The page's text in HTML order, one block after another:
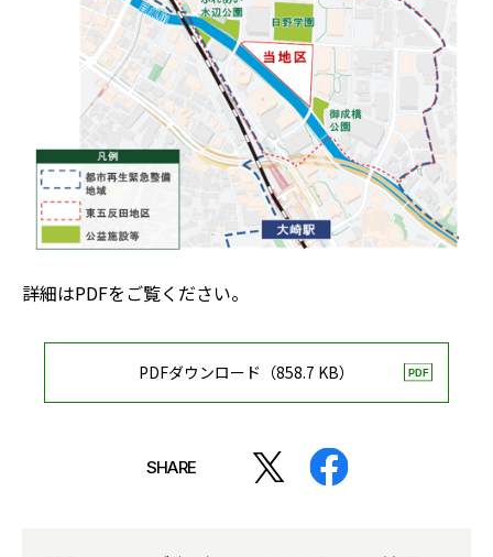
詳細はPDFをご覧ください。
PDFダウンロード（858.7 KB）
SHARE